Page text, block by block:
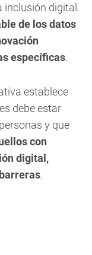
inclusión digital.
de los datos
específicas.
establece
debe estar
y que
con
digital,
.